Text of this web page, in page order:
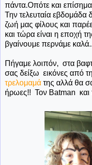
πάντα.Οπότε και επίσημα
Την τελευταία εβδομάδα
ζωή μας φίλους και
και τώρα είναι η εποχή
βγαίνουμε περνάμε
Πήγαμε λοιπόν, στα
σας δείξω εικόνες από τη
τρελομαμά της αλλά θα
ήρωες!! Τον Batman και